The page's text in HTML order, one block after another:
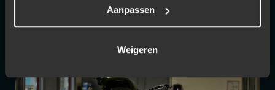
Aanpassen
Weigeren
aircoservicebeurt zijn dan noodzakelijk.